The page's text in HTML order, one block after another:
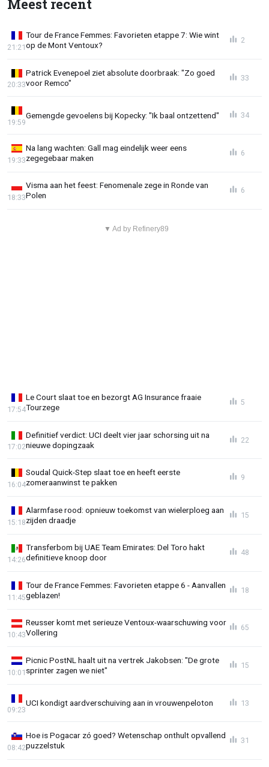
Meest recent
Tour de France Femmes: Favorieten etappe 7: Wie wint
op de Mont Ventoux?
21:21
2
Patrick Evenepoel ziet absolute doorbraak: "Zo goed
voor Remco"
20:33
33
Gemengde gevoelens bij Kopecky: "Ik baal ontzettend"
19:59
34
Na lang wachten: Gall mag eindelijk weer eens
zegegebaar maken
19:33
6
Visma aan het feest: Fenomenale zege in Ronde van
Polen
18:33
6
▼ Ad by Refinery89
Le Court slaat toe en bezorgt AG Insurance fraaie
Tourzege
17:54
5
Definitief verdict: UCI deelt vier jaar schorsing uit na
nieuwe dopingzaak
17:02
22
Soudal Quick-Step slaat toe en heeft eerste
zomeraanwinst te pakken
16:04
9
Alarmfase rood: opnieuw toekomst van wielerploeg aan
zijden draadje
15:18
15
Transferbom bij UAE Team Emirates: Del Toro hakt
definitieve knoop door
14:26
48
Tour de France Femmes: Favorieten etappe 6 - Aanvallen
geblazen!
11:45
18
Reusser komt met serieuze Ventoux-waarschuwing voor
Vollering
10:43
65
Picnic PostNL haalt uit na vertrek Jakobsen: "De grote
sprinter zagen we niet"
10:01
15
UCI kondigt aardverschuiving aan in vrouwenpeloton
09:23
13
Hoe is Pogacar zó goed? Wetenschap onthult opvallend
puzzelstuk
08:42
31